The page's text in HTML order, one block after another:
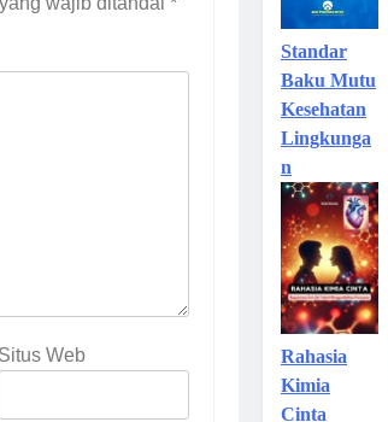
Situs Web
Standar
Baku Mutu
Kesehatan
Lingkunga
n
Rahasia
Kimia
Cinta